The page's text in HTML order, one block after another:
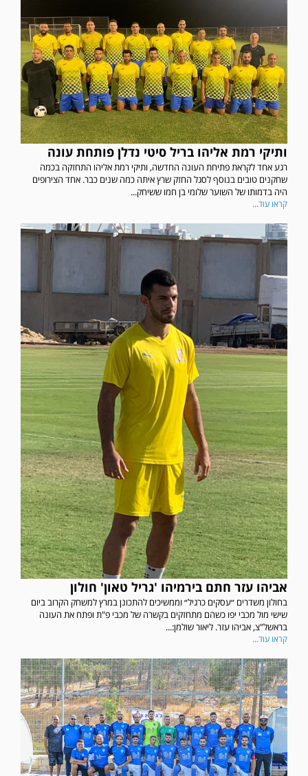
ותיקי רמת אליהו בריל סיטי נדלן פותחת עונה
רגע אחד לקראת פתיחת העונה החדשה, ותיקי רמת אליהו התחזקה בכמה
שחקנים טובים בנוסף לסגל החזק שרץ איתה כמה שנים כבר. אחד הצירופים
היה בדמותו של השוער שלומי בן חמו ששיחק...
קראו עוד...
אביהו עזר חתם בירמיהו 'גריל טאון' חולון
בחולון משדרים ״עסקים כרגיל״ וממשיכים להתכונן במרץ למשחק הקרוב ביום
שישי מול מכבי יפו כשהם מתחזקים בקשרה של מכבי פ"ת ופתח את העונה
בראשל"צ, אביהו עזר. ליאור שולמן:...
קראו עוד...